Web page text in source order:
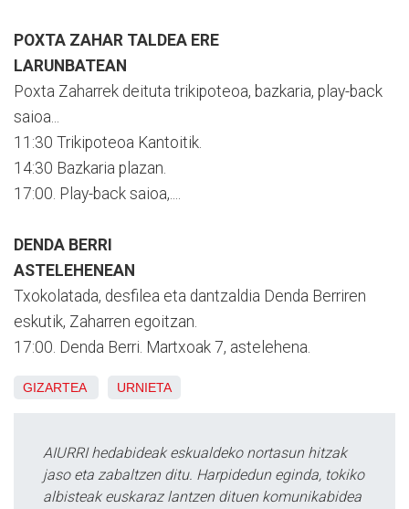
POXTA ZAHAR TALDEA ERE
LARUNBATEAN
Poxta Zaharrek deituta trikipoteoa, bazkaria, play-back
saioa...
11:30 Trikipoteoa Kantoitik.
14:30 Bazkaria plazan.
17:00. Play-back saioa,....
DENDA BERRI
ASTELEHENEAN
Txokolatada, desfilea eta dantzaldia Denda Berriren
eskutik, Zaharren egoitzan.
17:00. Denda Berri. Martxoak 7, astelehena.
GIZARTEA URNIETA
AIURRI hedabideak eskualdeko nortasun hitzak
jaso eta zabaltzen ditu. Harpidedun eginda, tokiko
albisteak euskaraz lantzen dituen komunikabidea